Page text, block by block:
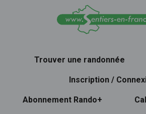
Trouver une randonnée
Inscription /
Abonnement Rando+